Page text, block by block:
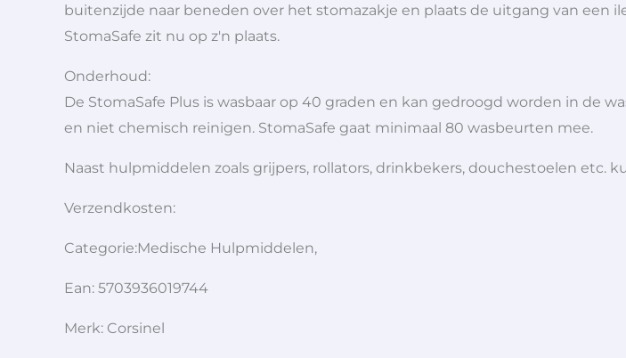
buitenzijde naar beneden over het stomazakje en plaats de uitgang van een
StomaSafe zit nu op z'n plaats.
Onderhoud:
De StomaSafe Plus is wasbaar op 40 graden en kan gedroogd worden in de
en niet chemisch reinigen. StomaSafe gaat minimaal 80 wasbeurten mee.
Naast hulpmiddelen zoals grijpers, rollators, drinkbekers, douchestoelen etc.
Verzendkosten:
Categorie:Medische Hulpmiddelen,
Ean: 5703936019744
Merk: Corsinel